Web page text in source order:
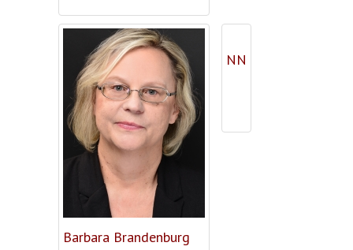
Barbara Brandenburg
NN